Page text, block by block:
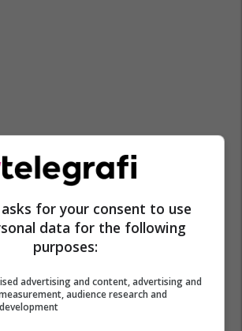
for your consent to use
data for the following
purposes:
advertising and content, advertising and
audience research and